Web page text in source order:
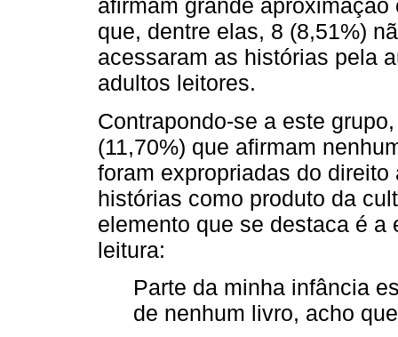
afirmam grande
que, dentre elas, 8 (8,51%)
acessaram as histórias pela
adultos leitores.
Contrapondo-se a este
(11,70%) que afirmam
foram expropriadas do
histórias como produto da
elemento que se destaca é
leitura:
Parte da minha infância
de nenhum livro, acho